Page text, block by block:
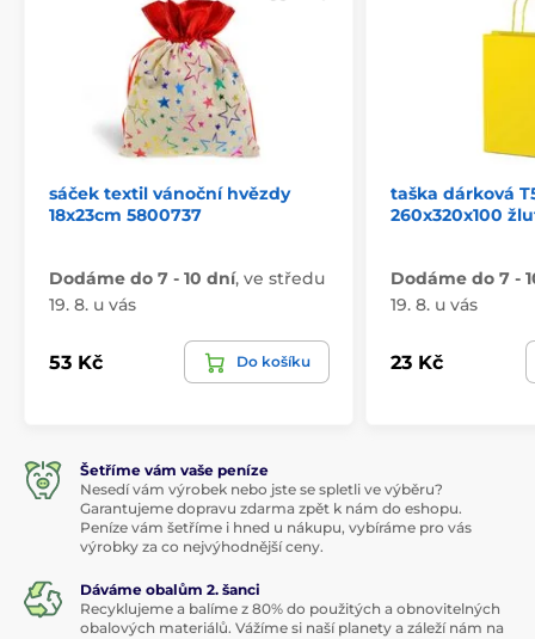
sáček textil vánoční hvězdy
18x23cm 5800737
Dodáme do 7 - 10 dní, ve středu
19. 8. u vás
53 Kč Do košíku
taška dárková
260x320x100
Dodáme do 7 -
19. 8. u vás
23 Kč
Šetříme vám vaše peníze
Nesedí vám výrobek nebo jste se spletli ve výběru?
Garantujeme dopravu zdarma zpět k nám do eshopu.
Peníze vám šetříme i hned u nákupu, vybíráme pro vás
výrobky za co nejvýhodnější ceny.
Dáváme obalům 2. šanci
Recyklujeme a balíme z 80% do použitých a obnovitelných
obalových materiálů. Vážíme si naší planety a záleží nám na